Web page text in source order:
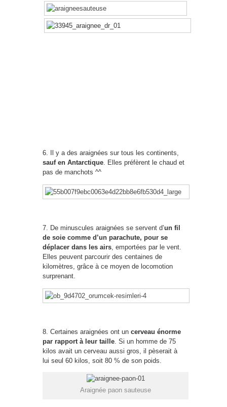
6. Il y a des araignées sur tous les continents,
sauf en Antarctique. Elles préfèrent le chaud et
pas de manchots ^^
7. De minuscules araignées se servent d’un fil
de soie comme d’un parachute, pour se
déplacer dans les airs, emportées par le vent.
Elles peuvent parcourir des centaines de
kilomètres, grâce à ce moyen de locomotion
surprenant.
8. Certaines araignées ont un cerveau énorme
par rapport à leur taille. Si un homme de 75
kilos avait un cerveau aussi gros, il pèserait à
lui seul 60 kilos, soit 80 % de son poids.
Araignée paon sauteuse